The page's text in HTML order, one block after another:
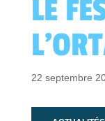
LE
22 septembre